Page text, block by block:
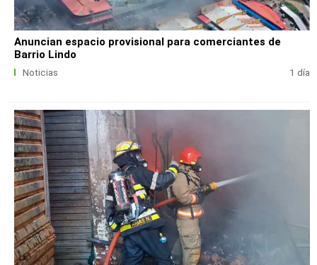
Anuncian espacio provisional para comerciantes de
Barrio Lindo
Noticias 1 día